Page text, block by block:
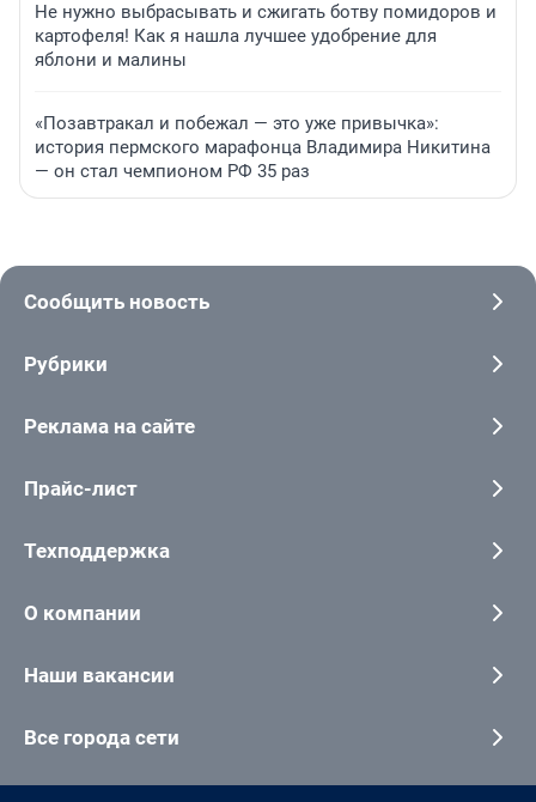
Не нужно выбрасывать и сжигать ботву помидоров и
картофеля! Как я нашла лучшее удобрение для
яблони и малины
«Позавтракал и побежал — это уже привычка»:
история пермского марафонца Владимира Никитина
— он стал чемпионом РФ 35 раз
Сообщить новость
Рубрики
Реклама на сайте
Прайс-лист
Техподдержка
О компании
Наши вакансии
Все города сети